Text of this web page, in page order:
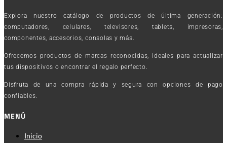
Explora nuestro catálogo de productos de última generación:
computadores, celulares, televisores, tablets, impresoras,
componentes, accesorios, consolas y más.
Ofrecemos productos de marcas reconocidas, ideales para actualizar
tus dispositivos o encontrar el regalo perfecto.
Disfruta de una compra rápida y segura con opciones de pago
confiables.
MENÚ
Inicio